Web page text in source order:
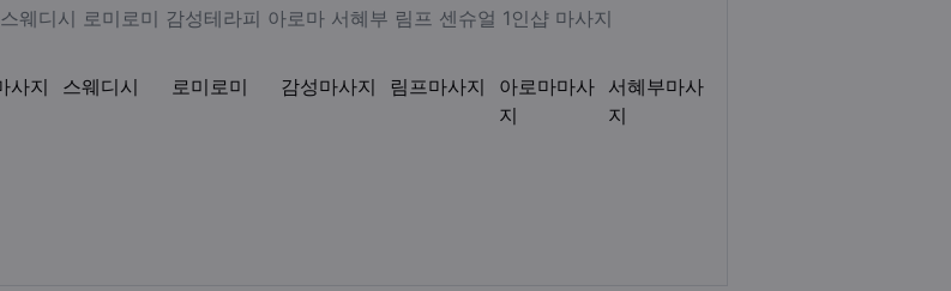
[ 진스웨디시 ] 스웨디시 로미로미 감성테라피 아로
웨디시 로미로미 감성테라피 아로마 서혜부 림프 센슈얼 1인샵 마사지
사지 스웨디시 로미로미 감성마사지 림프마사지
아로마마사
지
서혜부마사
지